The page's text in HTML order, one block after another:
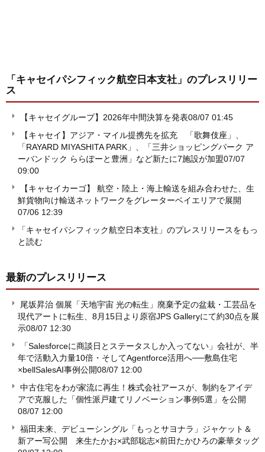
「キャセイパシフィック航空日本支社」 のプレスリリー
ス
【キャセイグループ】2026年中間決算を発表08/07 01:45
【キャセイ】アジア・マイル提携先を拡充 「歌舞伎座」、
「RAYARD MIYASHITA PARK」、「三井ショッピングパーク ア
ーバンドック ららぽーと豊洲」など新たに7施設が加盟07/07
09:00
【キャセイカーゴ】 航空・陸上・海上輸送を組み合わせた、生
鮮貨物向け輸送ネットワークをグレーターベイエリアで展開
07/06 12:39
「キャセイパシフィック航空日本支社」のプレスリリースをもっ
と読む
最新のプレスリリース
尾坂昇治 個展「天地宇宙 光の転生」廃棄予定の盆栽・工芸品を
現代アートに転生、8月15日より原宿JPS Galleryにて約30点を展
示08/07 12:30
「Salesforceに商談日とステータスしか入ってない」会社が、半
年で活動入力量10倍・そしてAgentforce活用へ──敷島住宅
×bellSalesAI事例公開08/07 12:00
中古住宅をわが家流に再生！株式会社アースが、制約をアイデ
アで克服した「個性派戸建てリノベーション事例5選」を公開
08/07 12:00
福田未来、デビューシングル「もっとサヨナラ」ジャケット＆
新アー写公開 来生たかお×武部聡志×前田たかひろの豪華タッグ